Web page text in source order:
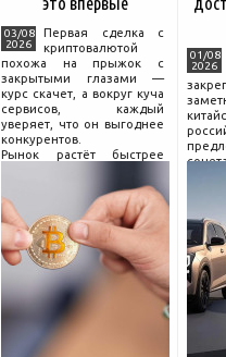
03/08
2026
Первая сделка с
криптовалютой
похожа на прыжок с
закрытыми глазами —
курс скачет, а вокруг куча
сервисов, каждый
уверяет, что он выгоднее
конкурентов.
Рынок растёт быстрее
поведения на нём.
Петербургские
криптообменники,
московские
01/08
2026